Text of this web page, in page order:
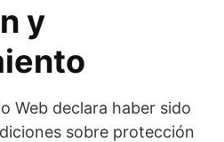
y
Web declara haber sido
sobre protección